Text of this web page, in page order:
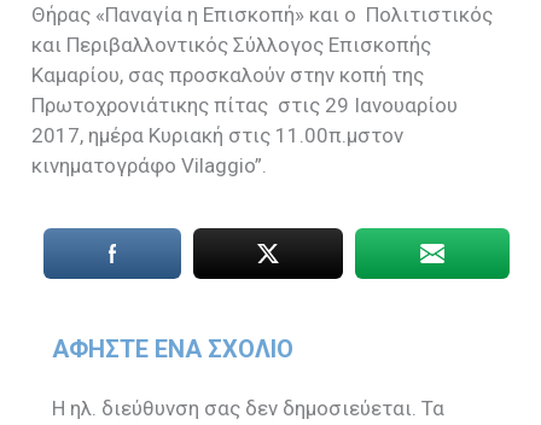
Θήρας «Παναγία η Επισκοπή» και ο Πολιτιστικός
και Περιβαλλοντικός Σύλλογος Επισκοπής
Καμαρίου, σας προσκαλούν στην κοπή της
Πρωτοχρονιάτικης πίτας στις 29 Ιανουαρίου
2017, ημέρα Κυριακή στις 11.00π.μστον
κινηματογράφο Vilaggio”.
ΑΦΉΣΤΕ ΈΝΑ ΣΧΌΛΙΟ
Η ηλ. διεύθυνση σας δεν δημοσιεύεται. Τα